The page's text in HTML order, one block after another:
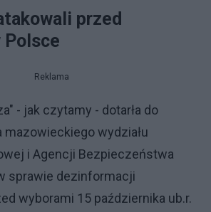
przed
Polsce
Reklama
- jak czytamy - dotarła do
wydziału
i Agencji Bezpieczeństwa
sprawie dezinformacji
wyborami 15 października ub.r.